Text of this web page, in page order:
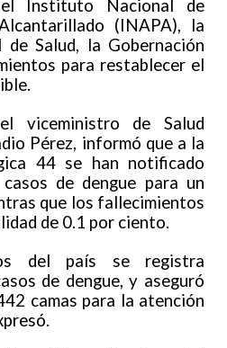
el Instituto Nacional de
(INAPA), la
Salud, la Gobernación
para restablecer el
viceministro de Salud
Pérez, informó que a la
44 se han notificado
de dengue para un
que los fallecimientos
de 0.1 por ciento.
del país se registra
de dengue, y aseguró
camas para la atención